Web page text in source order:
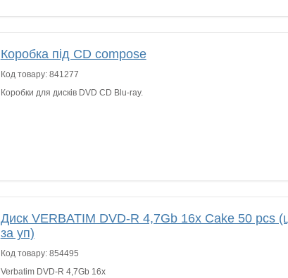
Коробка під CD compose
Код товару: 841277
Коробки для дисків DVD CD Blu-ray.
Диск VERBATIM DVD-R 4,7Gb 16x Cake 50 pcs
за уп)
Код товару: 854495
Verbatim DVD-R 4,7Gb 16x